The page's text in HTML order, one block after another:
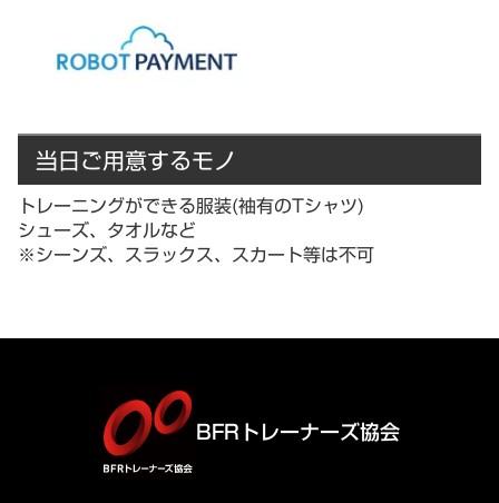
当日ご用意するモノ
トレーニングができる服装(袖有のTシャツ)
シューズ、タオルなど
※シーンズ、スラックス、スカート等は不可
BFRトレーナーズ協会